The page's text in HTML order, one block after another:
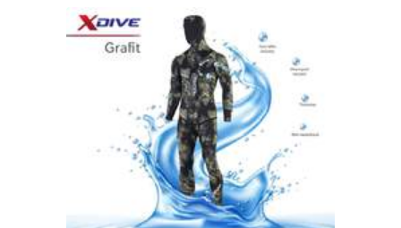
ΔΙΑΒΆΣΤΕ ΠΕΡΙΣΣΌΤΕΡΑ